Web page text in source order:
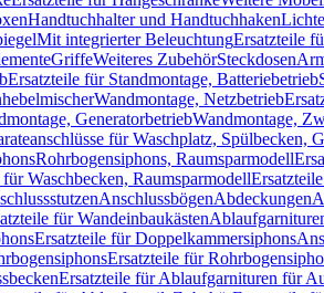
Handtuchhalter und Handtuchhaken
Mit integrierter BeleuchtungErsatzteile
GriffeWeiteres ZubehörSteckdosen
Ersatzteile für Standmontage, Batteriebetrieb
Wandmontage, Netzbetrieb
GeneratorbetriebWandmontage,
für Waschplatz, Spülbecken,
Rohrbogensiphons, Raumsparmodell
Waschbecken, Raumsparmodell
AnschlussbögenAbdeckungen
für Wandeinbaukästen
Ersatzteile für Doppelkammersiphons
Ersatzteile für
Ersatzteile für Ablaufgarnituren für